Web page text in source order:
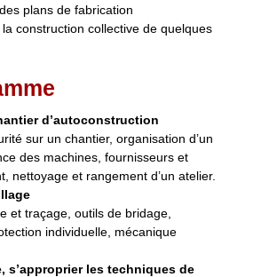
plans de fabrication
construction collective de quelques
d’autoconstruction
sur un chantier, organisation d’un
des machines, fournisseurs et
nettoyage et rangement d’un atelier.
et traçage, outils de bridage,
individuelle, mécanique
s’approprier les techniques de